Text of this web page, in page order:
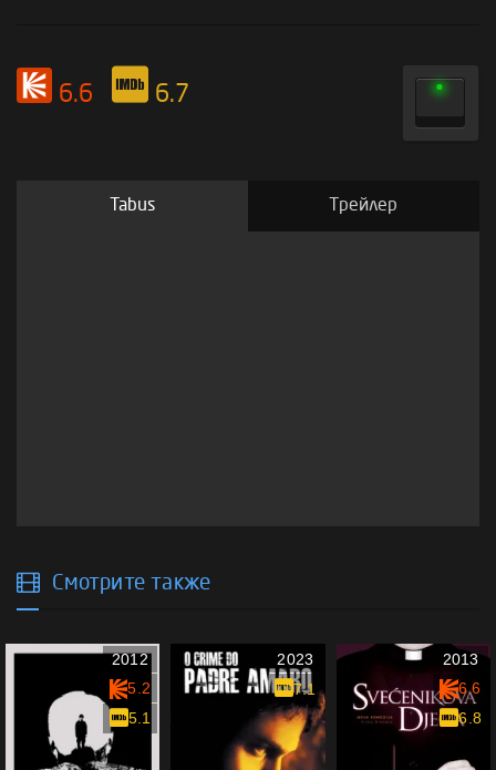
6.6 6.7
Tabus Трейлер
Смотрите также
2012
5.2
5.1
2023
7.1
2013
6.6
6.8